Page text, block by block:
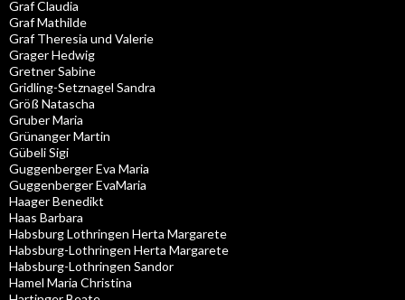
Graf Claudia
Graf Mathilde
Graf Theresia und Valerie
Grager Hedwig
Gretner Sabine
Gridling-Setznagel Sandra
Größ Natascha
Gruber Maria
Grünanger Martin
Gübeli Sigi
Guggenberger Eva Maria
Guggenberger EvaMaria
Haager Benedikt
Haas Barbara
Habsburg Lothringen Herta Margarete
Habsburg-Lothringen Herta Margarete
Habsburg-Lothringen Sandor
Hamel Maria Christina